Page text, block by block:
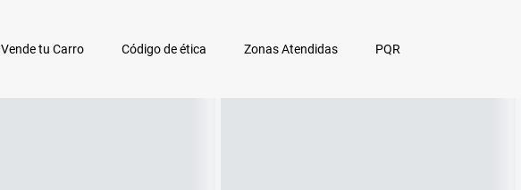
Vende tu Carro Código de ética Zonas Atendidas PQR